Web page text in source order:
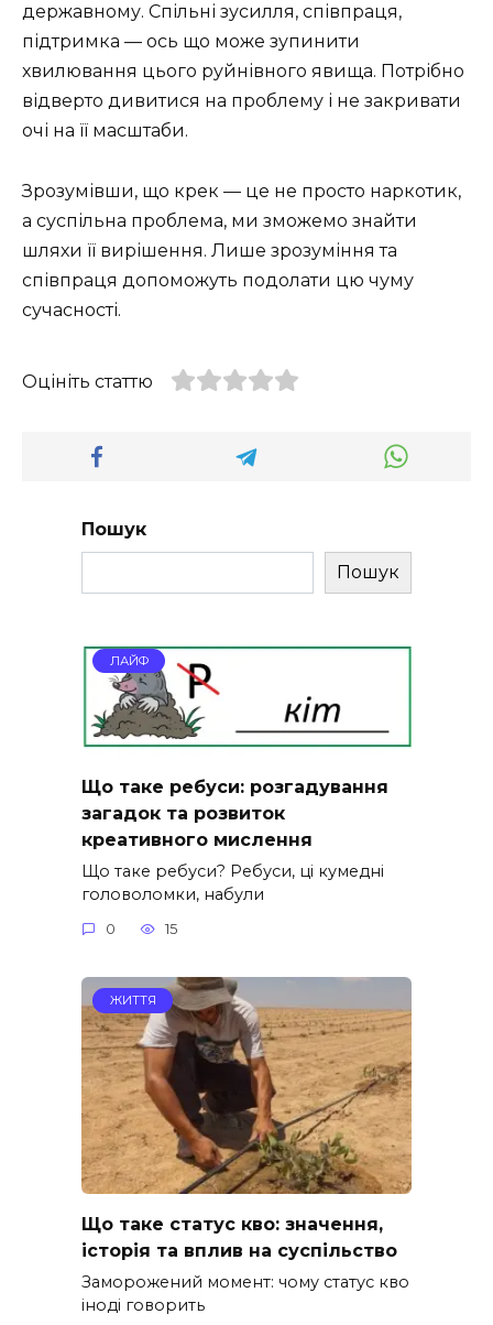
державному. Спільні зусилля, співпраця,
підтримка — ось що може зупинити
хвилювання цього руйнівного явища. Потрібно
відверто дивитися на проблему і не закривати
очі на її масштаби.
Зрозумівши, що крек — це не просто наркотик,
а суспільна проблема, ми зможемо знайти
шляхи її вирішення. Лише зрозуміння та
співпраця допоможуть подолати цю чуму
сучасності.
Оцініть статтю
Пошук
Пошук
ЛАЙФ
Що таке ребуси: розгадування
загадок та розвиток
креативного мислення
Що таке ребуси? Ребуси, ці кумедні
головоломки, набули
0 15
ЖИТТЯ
Що таке статус кво: значення,
історія та вплив на суспільство
Заморожений момент: чому статус кво
іноді говорить